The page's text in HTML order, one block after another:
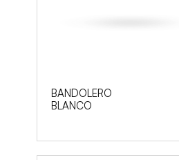
BANDOLERO
BLANCO